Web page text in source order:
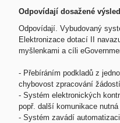
Odpovídají dosažené
Odpovídají. Vybudovaný
Elektronizace dotací II
myšlenkami a cíli
- Přebíráním podkladů z
chybovost zpracování
- Systém elektronických
popř. další komunikace
- Systém zavádí